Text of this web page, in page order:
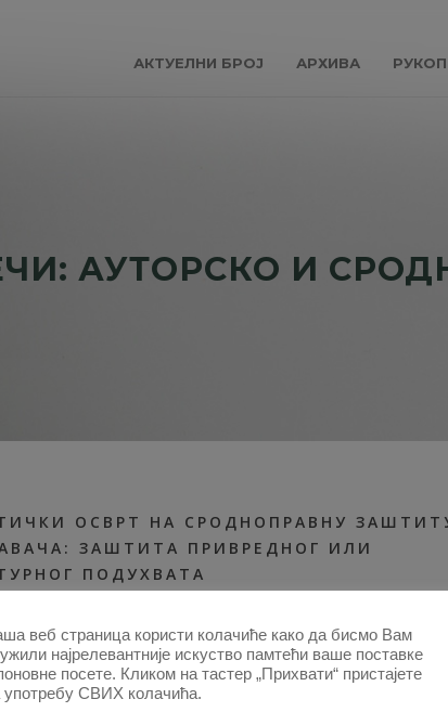
АКТУЕЛНИ БРОЈ АРХИВА
АУТОРСКО И
ОСВРТ НА СРОДНОПРАВНУ
ЗАШТИТА ПРИВРЕДНОГ ИЛИ
ПОДУХВАТА
,СВИ ЧЛАНЦИ ОД 2014
веб страница користи колачиће како да бисмо Вам
најрелевантније искуство памтећи ваше поставке
посете. Кликом на тастер „Прихвати“ пристајете
употребу СВИХ колачића.